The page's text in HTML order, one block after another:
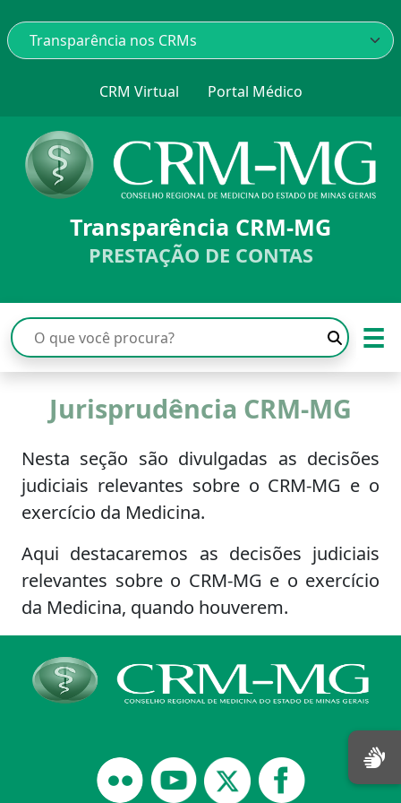
CRM Virtual Portal Médico
Transparência CRM-MG
PRESTAÇÃO DE CONTAS
☰
Jurisprudência CRM-MG
Nesta seção são divulgadas as decisões
judiciais relevantes sobre o CRM-MG e o
exercício da Medicina.
Aqui destacaremos as decisões judiciais
relevantes sobre o CRM-MG e o exercício
da Medicina, quando houverem.